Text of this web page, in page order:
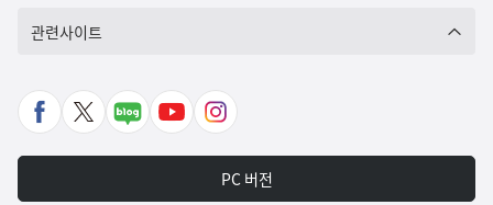
관련사이트
페
북
X
가
네
포
유
바
인
타
그
PC 버전